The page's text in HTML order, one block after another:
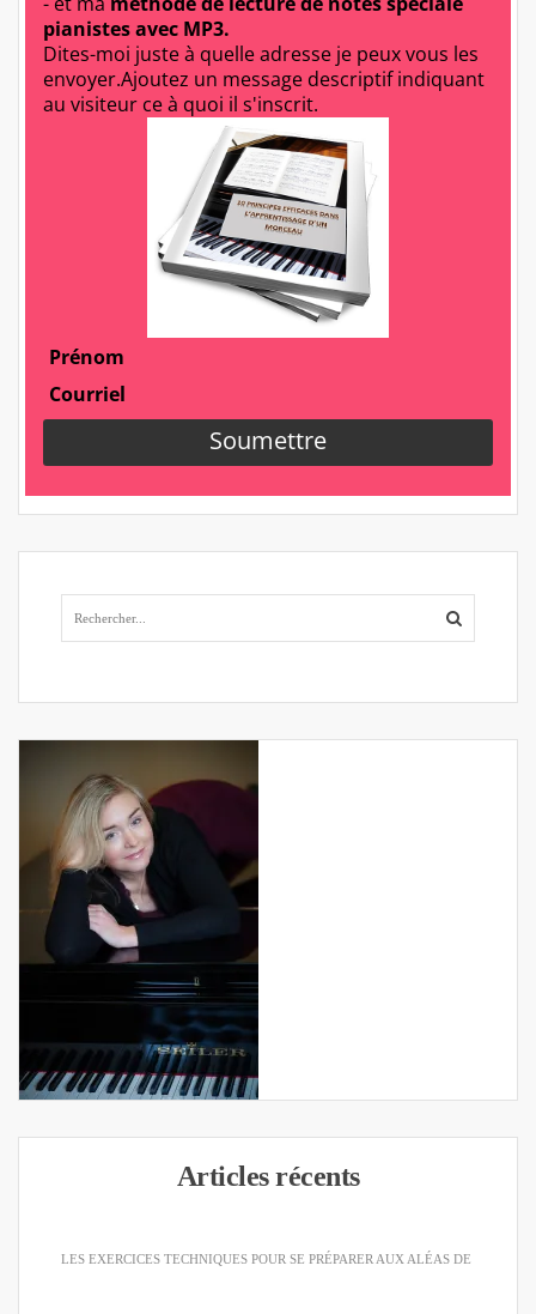
Articles récents
LES EXERCICES TECHNIQUES POUR SE PRÉPARER AUX ALÉAS DE